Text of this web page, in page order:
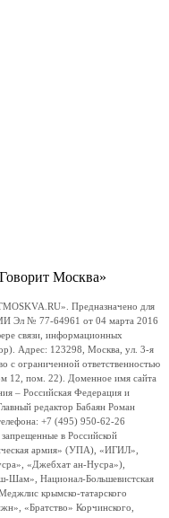
Москва»
Предназначено для
Эл № 77-64961 от 04 марта 2016
связи, информационных
Адрес: 123298, Москва, ул. 3-я
с ограниченной ответственностью
12, пом. 22). Доменное имя сайта
– Российская Федерация и
редактор Бабаян Роман
+7 (495) 950-62-26
в Российской
армия» (УПА), «ИГИЛ»,
«Джебхат ан-Нусра»),
Шам», Национал-Большевистская
крымско-татарского
«Братство» Корчинского,